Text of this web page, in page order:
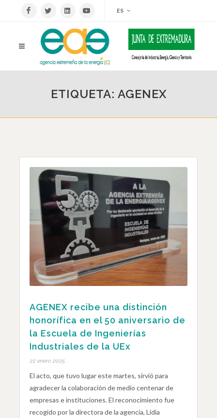
ES
ETIQUETA: AGENEX
AGENEX recibe una distinción
honorífica en el 50 aniversario de
la Escuela de Ingenierías
Industriales de la UEx
22 enero 2025
El acto, que tuvo lugar este martes, sirvió para
agradecer la colaboración de medio centenar de
empresas e instituciones. El reconocimiento fue
recogido por la directora de la agencia, Lidia